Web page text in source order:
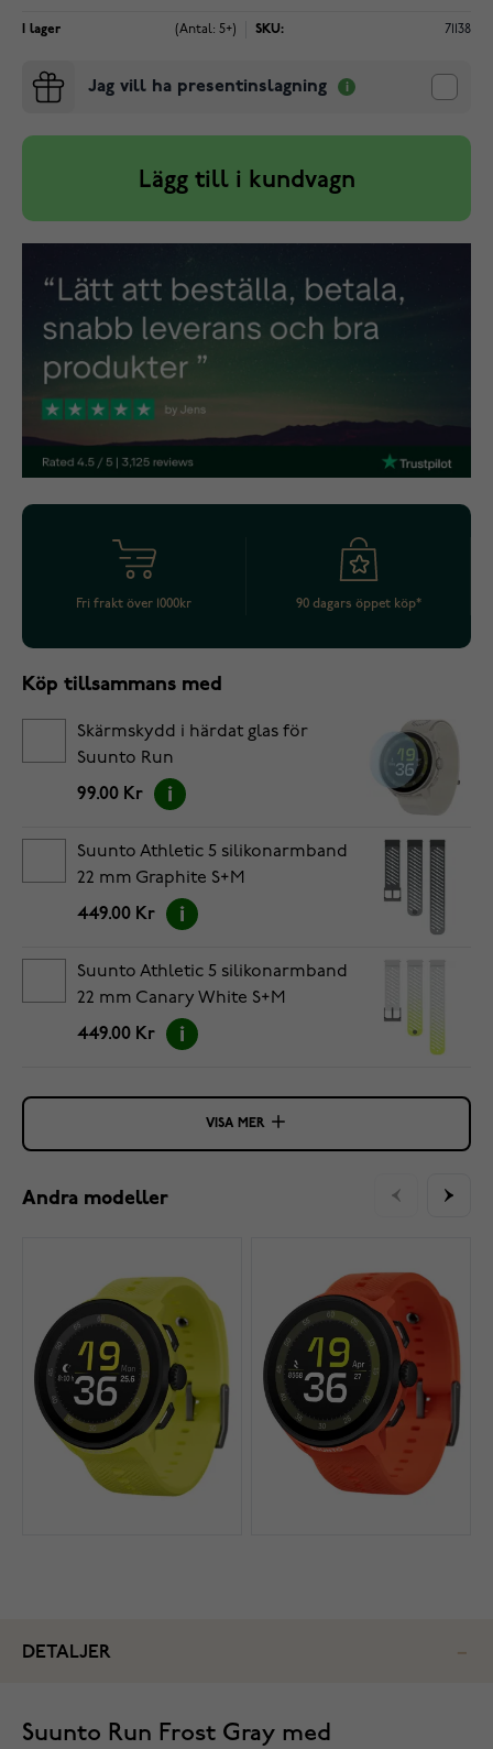
I lager (Antal: 5+) SKU: 71138
Jag vill ha presentinslagning
Lägg till i kundvagn
Fri frakt över 1000kr 90 dagars öppet köp*
Köp tillsammans med
Skärmskydd i härdat glas för
Suunto Run
99.00 Kr
Suunto Athletic 5 silikonarmband
22 mm Graphite S+M
449.00 Kr
Suunto Athletic 5 silikonarmband
22 mm Canary White S+M
449.00 Kr
VISA MER
Andra modeller
DETALJER
Suunto Run Frost Gray med